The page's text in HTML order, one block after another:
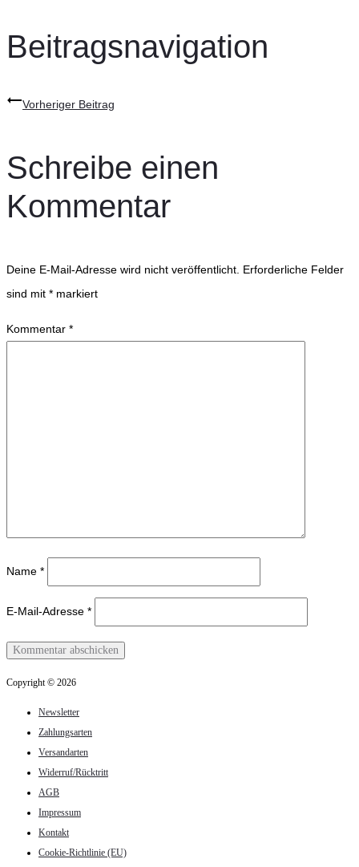
Beitragsnavigation
Vorheriger Beitrag
Schreibe einen
Kommentar
Deine E-Mail-Adresse wird nicht veröffentlicht. Erforderliche Felder
sind mit * markiert
Kommentar *
Name *
E-Mail-Adresse *
Copyright © 2026
Newsletter
Zahlungsarten
Versandarten
Widerruf/Rücktritt
AGB
Impressum
Kontakt
Cookie-Richtlinie (EU)